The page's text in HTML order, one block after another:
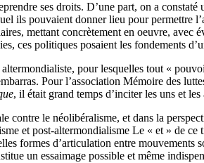
ses droits. D’une part, on a
ils pouvaient donner lieu pour permettre
mettant concrètement en oeuvre, avec
ces politiques posaient les fondements
pour lesquelles tout «
Pour l’association Mémoire des
, il était grand temps d’inciter les uns et
contre le néolibéralisme, et dans la
et post-altermondialisme Le « et » de
formes d’articulation entre
un essaimage possible et même